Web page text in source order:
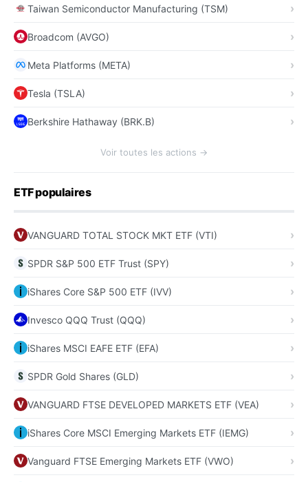
Taiwan Semiconductor Manufacturing (TSM)
Broadcom (AVGO)
Meta Platforms (META)
Tesla (TSLA)
Berkshire Hathaway (BRK.B)
Voir toutes les actions →
ETF populaires
VANGUARD TOTAL STOCK MKT ETF (VTI)
SPDR S&P 500 ETF Trust (SPY)
iShares Core S&P 500 ETF (IVV)
Invesco QQQ Trust (QQQ)
iShares MSCI EAFE ETF (EFA)
SPDR Gold Shares (GLD)
VANGUARD FTSE DEVELOPED MARKETS ETF (VEA)
iShares Core MSCI Emerging Markets ETF (IEMG)
Vanguard FTSE Emerging Markets ETF (VWO)